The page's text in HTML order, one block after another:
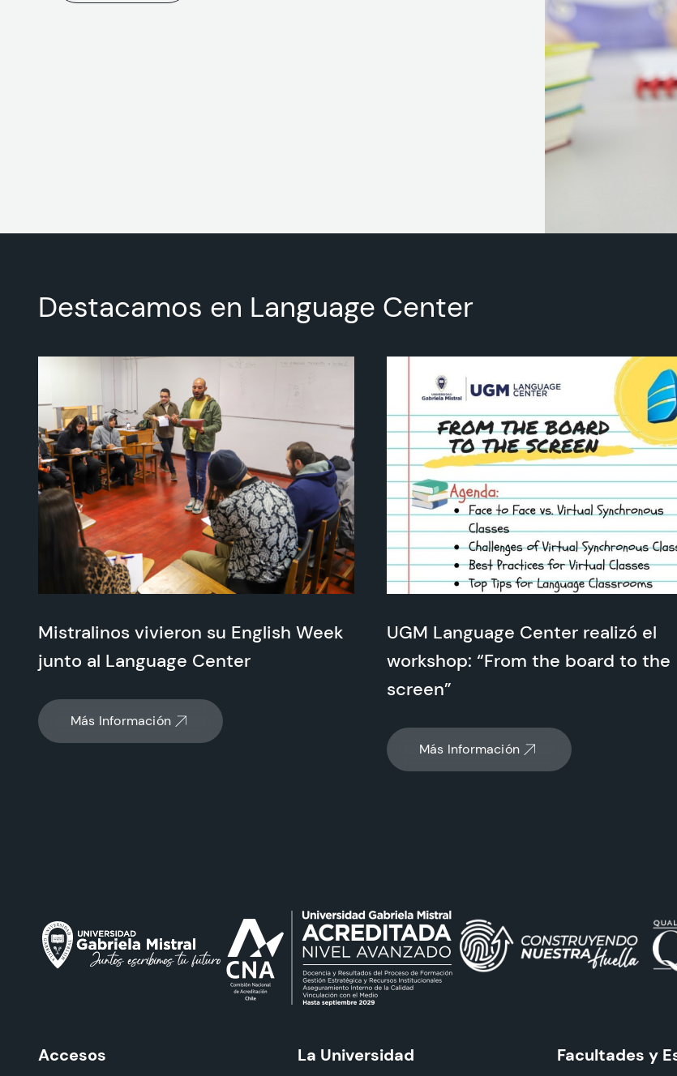
Destacamos en Language Center
Mistralinos vivieron su English Week
junto al Language Center
Más Información
UGM Language Center realizó el
workshop: “From the board to the
screen”
Más Información
Accesos La Universidad Facultades y